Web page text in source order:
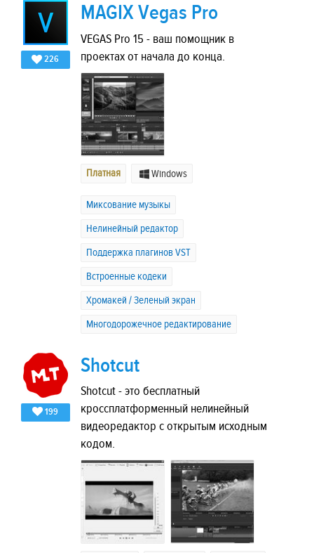
226
MAGIX Vegas Pro
VEGAS Pro 15 - ваш помощник в
проектах от начала до конца.
Платная Windows
Миксование музыкы
Нелинейный редактор
Поддержка плагинов VST
Встроенные кодеки
Хромакей / Зеленый экран
Многодорожечное редактирование
199
Shotcut
Shotcut - это бесплатный
кроссплатформенный нелинейный
видеоредактор с открытым исходным
кодом.